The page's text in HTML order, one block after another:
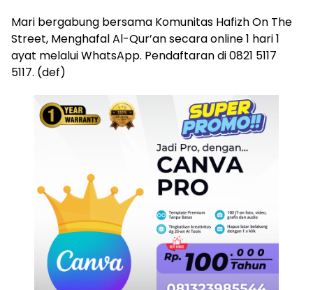
Mari bergabung bersama Komunitas Hafizh On The
Street, Menghafal Al-Qur’an secara online 1 hari 1
ayat melalui WhatsApp. Pendaftaran di 0821 5117
5117. (def)